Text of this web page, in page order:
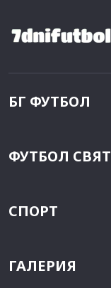
БГ ФУТБОЛ
ФУТБОЛ СВЯТ
СПОРТ
ГАЛЕРИЯ